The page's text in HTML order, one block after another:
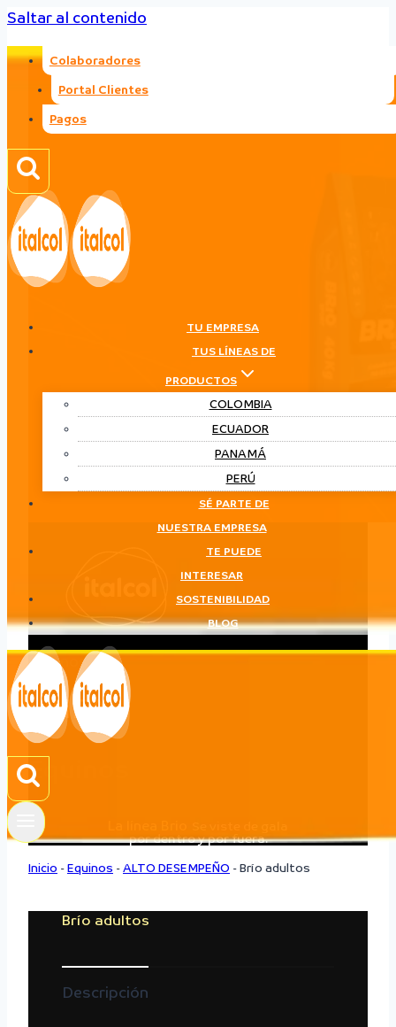
Saltar al contenido
Colaboradores
Portal Clientes
Pagos
TU EMPRESA
TUS LÍNEAS DE
PRODUCTOS
COLOMBIA
ECUADOR
PANAMÁ
PERÚ
SÉ PARTE DE
NUESTRA EMPRESA
TE PUEDE
INTERESAR
SOSTENIBILIDAD
BLOG
Equinos
LÍNEA
Equinos
por dentro y por fuera.
Inicio - Equinos - ALTO DESEMPEÑO - Brío adultos
Brío adultos
Descripción